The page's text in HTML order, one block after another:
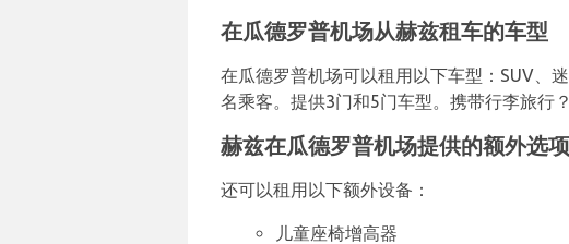
在瓜德罗普机场从赫兹租车的车型
在瓜德罗普机场可以租用以下车型：SUV、
名乘客。提供3门和5门车型。携带行李旅行
赫兹在瓜德罗普机场提供的额外选项
还可以租用以下额外设备：
儿童座椅增高器